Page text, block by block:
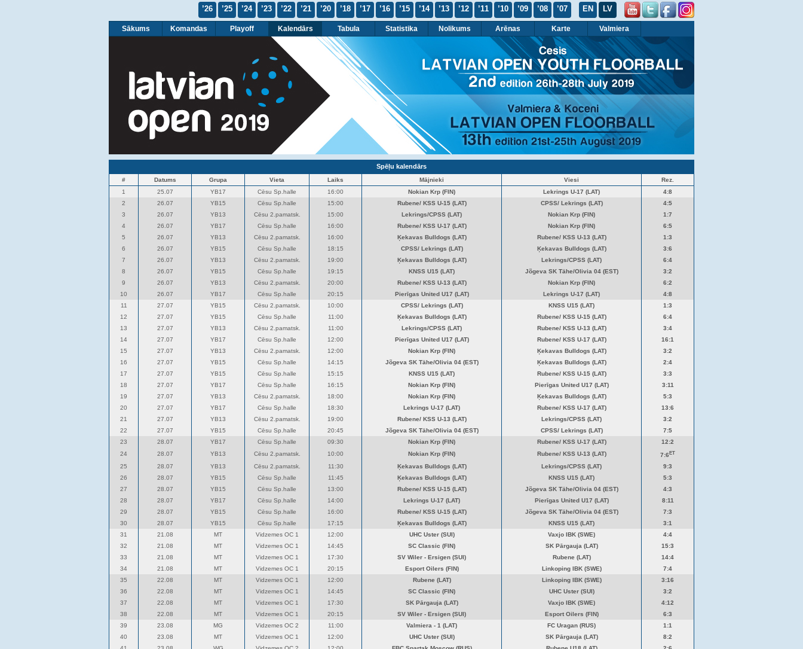
LV
EN
’07
’08
’09
’10
’11
’12
’13
’14
’15
’16
’17
’18
’20
’21
’22
’23
’24
’25
’26
Sākums Komandas Playoff Kalendārs Tabula Statistika Nolikums Arēnas Karte Valmiera
Spēļu kalendārs
# Datums Grupa Vieta Laiks Mājnieki Viesi
Rez.
1
25.07 YB17 Cēsu Sp.halle 16:00 Nokian Krp (FIN) Lekrings U-17 (LAT)
4:8
2
26.07 YB15 Cēsu Sp.halle 15:00 Rubene/ KSS U-15 (LAT) CPSS/ Lekrings (LAT)
4:5
3
26.07 YB13 Cēsu 2.pamatsk. 15:00 Lekrings/CPSS (LAT) Nokian Krp (FIN)
1:7
4
26.07 YB17 Cēsu Sp.halle 16:00 Rubene/ KSS U-17 (LAT) Nokian Krp (FIN)
6:5
5
26.07 YB13 Cēsu 2.pamatsk. 16:00 Ķekavas Bulldogs (LAT) Rubene/ KSS U-13 (LAT)
1:3
6
26.07 YB15 Cēsu Sp.halle 18:15 CPSS/ Lekrings (LAT) Ķekavas Bulldogs (LAT)
3:6
7
26.07 YB13 Cēsu 2.pamatsk. 19:00 Ķekavas Bulldogs (LAT) Lekrings/CPSS (LAT)
6:4
8
26.07 YB15 Cēsu Sp.halle 19:15 KNSS U15 (LAT) Jõgeva SK Tähe/Olivia 04 (EST)
3:2
9
26.07 YB13 Cēsu 2.pamatsk. 20:00 Rubene/ KSS U-13 (LAT) Nokian Krp (FIN)
6:2
10
26.07 YB17 Cēsu Sp.halle 20:15 Pierīgas United U17 (LAT) Lekrings U-17 (LAT)
4:8
11
27.07 YB15 Cēsu 2.pamatsk. 10:00 CPSS/ Lekrings (LAT) KNSS U15 (LAT)
1:3
12
27.07 YB15 Cēsu Sp.halle 11:00 Ķekavas Bulldogs (LAT) Rubene/ KSS U-15 (LAT)
6:4
13
27.07 YB13 Cēsu 2.pamatsk. 11:00 Lekrings/CPSS (LAT) Rubene/ KSS U-13 (LAT)
3:4
14
27.07 YB17 Cēsu Sp.halle 12:00 Pierīgas United U17 (LAT) Rubene/ KSS U-17 (LAT)
16:1
15
27.07 YB13 Cēsu 2.pamatsk. 12:00 Nokian Krp (FIN) Ķekavas Bulldogs (LAT)
3:2
16
27.07 YB15 Cēsu Sp.halle 14:15 Jõgeva SK Tähe/Olivia 04 (EST) Ķekavas Bulldogs (LAT)
2:4
17
27.07 YB15 Cēsu Sp.halle 15:15 KNSS U15 (LAT) Rubene/ KSS U-15 (LAT)
3:3
18
27.07 YB17 Cēsu Sp.halle 16:15 Nokian Krp (FIN) Pierīgas United U17 (LAT)
3:11
19
27.07 YB13 Cēsu 2.pamatsk. 18:00 Nokian Krp (FIN) Ķekavas Bulldogs (LAT)
5:3
20
27.07 YB17 Cēsu Sp.halle 18:30 Lekrings U-17 (LAT) Rubene/ KSS U-17 (LAT)
13:6
21
27.07 YB13 Cēsu 2.pamatsk. 19:00 Rubene/ KSS U-13 (LAT) Lekrings/CPSS (LAT)
3:2
22
27.07 YB15 Cēsu Sp.halle 20:45 Jõgeva SK Tähe/Olivia 04 (EST) CPSS/ Lekrings (LAT)
7:5
23
28.07 YB17 Cēsu Sp.halle 09:30 Nokian Krp (FIN) Rubene/ KSS U-17 (LAT)
12:2
24
28.07 YB13 Cēsu 2.pamatsk. 10:00 Nokian Krp (FIN) Rubene/ KSS U-13 (LAT) 7:6ET
25 28.07 YB13 Cēsu 2.pamatsk. 11:30 Ķekavas Bulldogs (LAT) Lekrings/CPSS (LAT)
9:3
26
28.07 YB15 Cēsu Sp.halle 11:45 Ķekavas Bulldogs (LAT) KNSS U15 (LAT)
5:3
27
28.07 YB15 Cēsu Sp.halle 13:00 Rubene/ KSS U-15 (LAT) Jõgeva SK Tähe/Olivia 04 (EST)
4:3
28
28.07 YB17 Cēsu Sp.halle 14:00 Lekrings U-17 (LAT) Pierīgas United U17 (LAT)
8:11
29
28.07 YB15 Cēsu Sp.halle 16:00 Rubene/ KSS U-15 (LAT) Jõgeva SK Tähe/Olivia 04 (EST)
7:3
30
28.07 YB15 Cēsu Sp.halle 17:15 Ķekavas Bulldogs (LAT) KNSS U15 (LAT)
3:1
31
21.08 MT Vidzemes OC 1 12:00 UHC Uster (SUI) Vaxjo IBK (SWE)
4:4
32
21.08 MT Vidzemes OC 1 14:45 SC Classic (FIN) SK Pārgauja (LAT)
15:3
33
21.08 MT Vidzemes OC 1 17:30 SV Wiler - Ersigen (SUI) Rubene (LAT)
14:4
34
21.08 MT Vidzemes OC 1 20:15 Esport Oilers (FIN) Linkoping IBK (SWE)
7:4
35
22.08 MT Vidzemes OC 1 12:00 Rubene (LAT) Linkoping IBK (SWE)
3:16
36
22.08 MT Vidzemes OC 1 14:45 SC Classic (FIN) UHC Uster (SUI)
3:2
37
22.08 MT Vidzemes OC 1 17:30 SK Pārgauja (LAT) Vaxjo IBK (SWE)
4:12
38
22.08 MT Vidzemes OC 1 20:15 SV Wiler - Ersigen (SUI) Esport Oilers (FIN)
6:3
39
23.08 MG Vidzemes OC 2 11:00 Valmiera - 1 (LAT) FC Uragan (RUS)
1:1
40
23.08 MT Vidzemes OC 1 12:00 UHC Uster (SUI) SK Pārgauja (LAT)
8:2